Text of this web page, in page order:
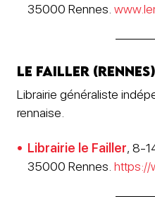
35000 Rennes.
Le Failler (Rennes)
Librairie généraliste
rennaise.
Librairie le Failler, 8-
35000 Rennes. https://